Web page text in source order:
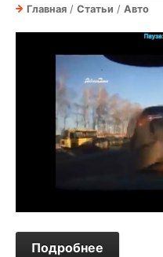
Главная / Статьи / Авто
Подробнее